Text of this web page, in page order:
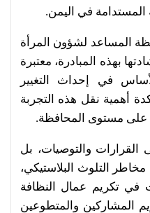
المستدامة في اليمن.
المساعد لشؤون المرأة
بهذه المبادرة، معتبرة
في إحداث التغيير
أهمية نقل هذه التجربة
على مستوى المحافظة.
القرارات والتوصيات، بل
التلوث البلاستيكي،
في تكريم عمال النظافة
المشاركين والمتطوعين